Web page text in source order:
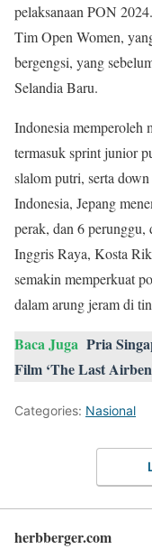
pelaksanaan PON
Tim Open Women,
bergengsi, yang
Selandia Baru.
Indonesia memperoleh
termasuk sprint junior
slalom putri, serta
Indonesia, Jepang
perak, dan 6
Inggris Raya, Kosta
semakin memperkuat
dalam arung jeram di
Baca Juga Pria
Film ‘The Last
Categories: Nasional
herbberger.com